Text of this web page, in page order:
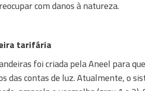
com danos à natureza.
tarifária
foi criada pela Aneel para
das contas de luz. Atualmente, o